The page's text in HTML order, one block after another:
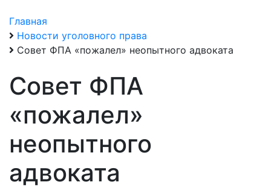
Главная
Новости уголовного права
Совет ФПА «пожалел» неопытного адвоката
Совет ФПА
«пожалел»
неопытного
адвоката